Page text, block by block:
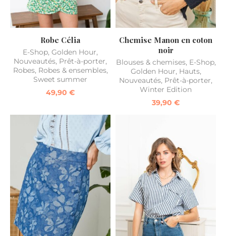
Robe Célia
E-Shop, Golden Hour,
Nouveautés, Prêt-à-porter,
Robes, Robes & ensembles,
Sweet summer
49,90 €
Chemise Manon en coton
noir
Blouses & chemises, E-Shop,
Golden Hour, Hauts,
Nouveautés, Prêt-à-porter,
Winter Edition
39,90 €